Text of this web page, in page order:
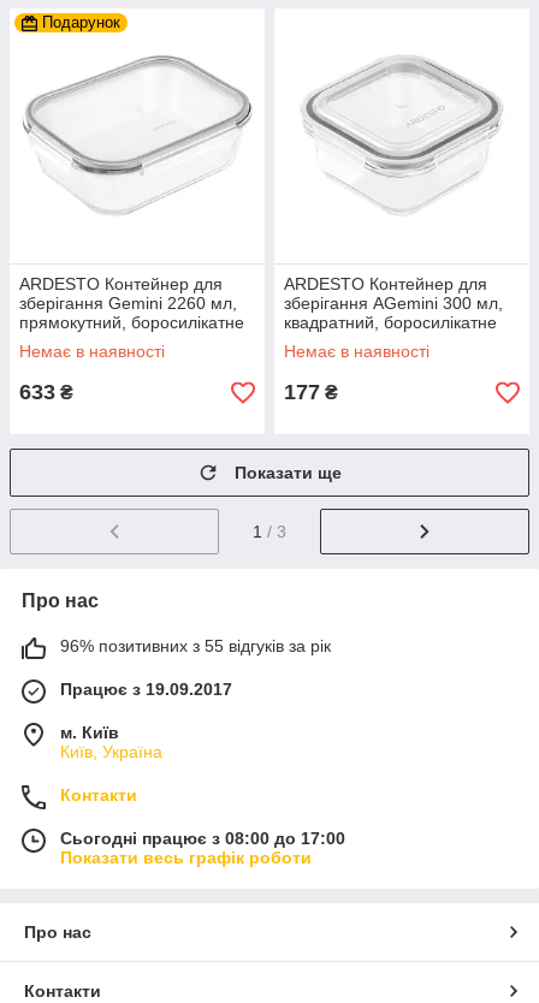
Подарунок
ARDESTO Контейнер для
зберігання Gemini 2260 мл,
прямокутний, боросилікатне
скло
Немає в наявності
633 ₴
ARDESTO Контейнер для
зберігання AGemini 300 мл,
квадратний, боросилікатне
скло
Немає в наявності
177 ₴
Показати ще
1 / 3
Про нас
96% позитивних з 55 відгуків за рік
Працює з 19.09.2017
м. Київ
Київ, Україна
Контакти
Сьогодні працює з 08:00 до 17:00
Показати весь графік роботи
Про нас
Контакти